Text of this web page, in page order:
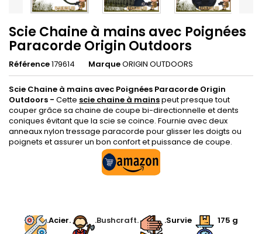
Scie Chaine à mains avec Poignées
Paracorde Origin Outdoors
Référence179614 MarqueORIGIN OUTDOORS
Scie Chaine à mains avec Poignées Paracorde Origin
Outdoors - Cette scie chaine à mainspeut presque tout
couper grâce sa chaine de coupe bi-directionnelle et dents
coniques évitant que la scie se coince. Fournie avec deux
anneaux nylon tressage paracorde pour glisser les doigts ou
poignets et assurer un bon confort et puissance de coupe.
.Acier.
.Bushcraft. .Survie 175 g